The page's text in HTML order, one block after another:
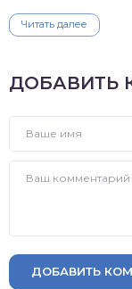
Читать далее
ДОБАВИТЬ
ДОБАВИТЬ